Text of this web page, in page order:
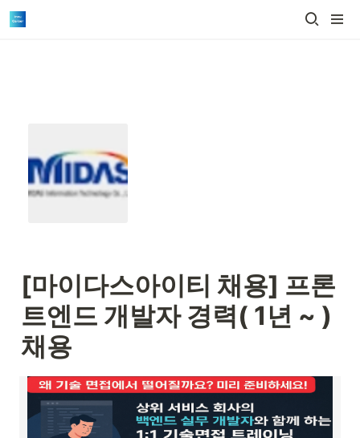
[마이다스아이티 채용] 프론
트엔드 개발자 경력( 1년 ~ )
채용